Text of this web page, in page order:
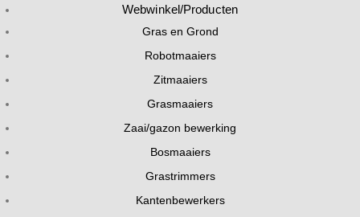
Webwinkel/Producten
Gras en Grond
Robotmaaiers
Zitmaaiers
Grasmaaiers
Zaai/gazon bewerking
Bosmaaiers
Grastrimmers
Kantenbewerkers